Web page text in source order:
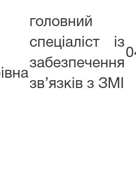
головний
спеціаліст із
забезпечення
зв’язків з ЗМІ